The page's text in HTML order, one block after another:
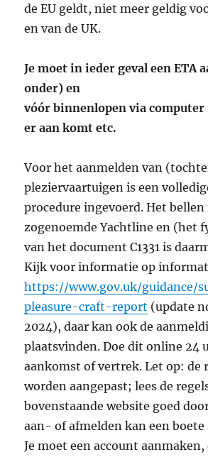
de EU geldt, niet meer geldig
en van de UK.
Je moet in ieder geval een ETA
onder) en
vóór binnenlopen via computer
er aan komt etc.
Voor het aanmelden van
pleziervaartuigen is een
procedure ingevoerd. Het bellen
zogenoemde Yachtline en (het
van het document C1331 is
Kijk voor informatie op
https://www.gov.uk/guidance/
pleasure-craft-report (update
2024), daar kan ook de
plaatsvinden. Doe dit online 24
aankomst of vertrek. Let op: de
worden aangepast; lees de
bovenstaande website goed
aan- of afmelden kan een boete
Je moet een account